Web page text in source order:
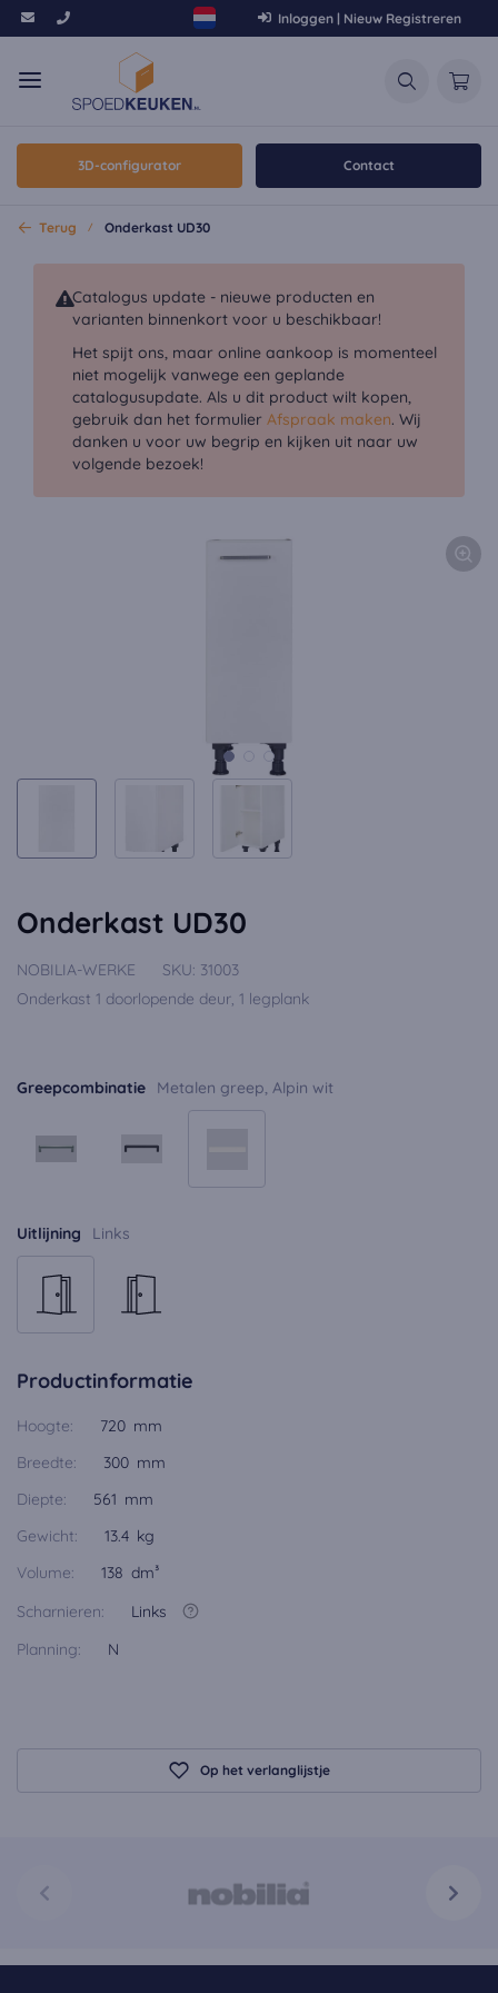
Inloggen | Nieuw Registreren
3D-configurator Contact
Terug Onderkast UD30
Catalogus update - nieuwe producten en
varianten binnenkort voor u beschikbaar!
Het spijt ons, maar online aankoop is momenteel
niet mogelijk vanwege een geplande
catalogusupdate. Als u dit product wilt kopen,
gebruik dan het formulier Afspraak maken. Wij
danken u voor uw begrip en kijken uit naar uw
volgende bezoek!
Onderkast UD30
NOBILIA-WERKE SKU: 31003
Onderkast 1 doorlopende deur, 1 legplank
Greepcombinatie Metalen greep, Alpin wit
Uitlijning Links
Productinformatie
Hoogte:
720 mm
Breedte:
300 mm
Diepte:
561 mm
Gewicht:
13.4 kg
Volume:
138 dm³
Scharnieren:
Links
Planning:
N
Op het verlanglijstje